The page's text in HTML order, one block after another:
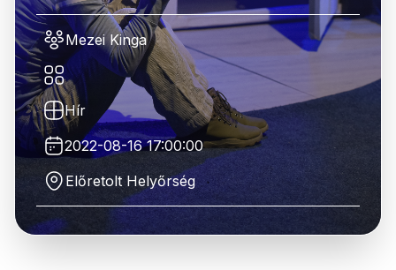
Mezei Kinga
Hír
2022-08-16 17:00:00
Előretolt Helyőrség